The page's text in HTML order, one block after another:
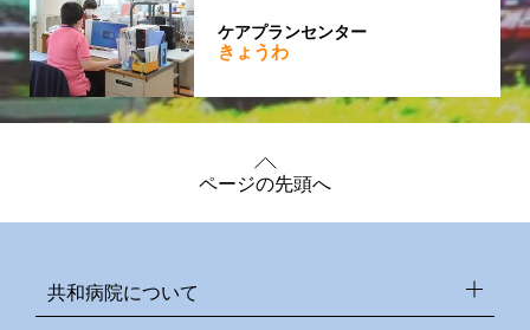
ケアプランセンター
きょうわ
ページの先頭へ
共和病院について